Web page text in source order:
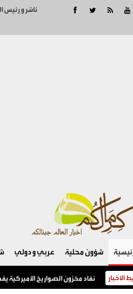
ناشر و رئيس
شؤون محلية عربي و دولي
الأخبار نفاد مخزون الصواريخ الأميركية